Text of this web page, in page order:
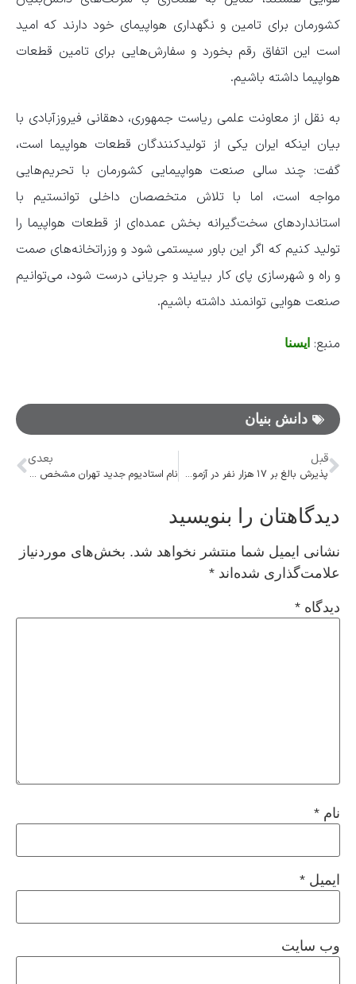
کشورمان برای تامین و نگهداری هواپیمای خود دارند که امید
است این اتفاق رقم بخورد و سفارش‌هایی برای تامین قطعات
هواپیما داشته باشیم.
به نقل از معاونت علمی ریاست جمهوری، دهقانی فیروزآبادی با
بیان اینکه ایران یکی از تولیدکنندگان قطعات هواپیما است،
گفت: چند سالی صنعت هواپیمایی کشورمان با تحریم‌هایی
مواجه است، اما با تلاش متخصصان داخلی توانستیم با
استانداردهای سخت‌گیرانه بخش عمده‌ای از قطعات هواپیما را
تولید کنیم که اگر این باور سیستمی شود و وزراتخانه‌های صمت
و راه و شهرسازی پای کار بیایند و جریانی درست شود، می‌توانیم
صنعت هوایی توانمند داشته باشیم.
منبع: ایسنا
دانش‌ بنیان
قبل
پذیرش بالغ بر ۱۷ هزار نفر در آزمون آموزگاری/ کسری معلم دو ساله ایجاد نشده که دو ساله از بین رود
بعدی
نام استادیوم جدید تهران مشخص شد
دیدگاهتان را بنویسید
نشانی ایمیل شما منتشر نخواهد شد. بخش‌های موردنیاز
علامت‌گذاری شده‌اند *
دیدگاه *
نام *
ایمیل *
وب‌ سایت